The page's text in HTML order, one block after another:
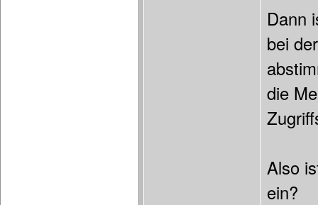
Dann
bei
die
Also
ein?